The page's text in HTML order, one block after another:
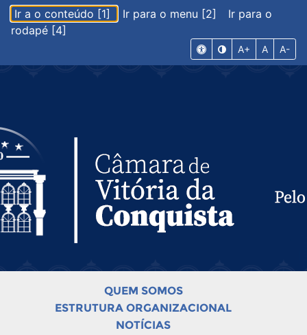
Ir a o conteúdo [1] Ir para o menu [2]
Ir para o
rodapé [4]
A+ A A-
QUEM SOMOS
ESTRUTURA ORGANIZACIONAL
NOTÍCIAS